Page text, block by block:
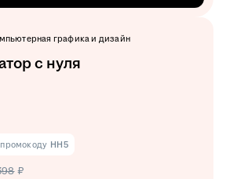
графика и дизайн
с нуля
HH5
₽